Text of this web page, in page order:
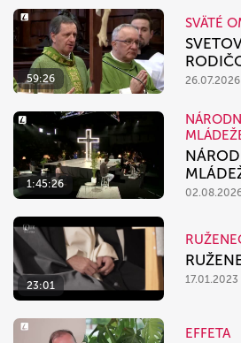
59:26
SVÄTÉ
26.07.2026
1:45:26
23:01
17.01.2023
EFFETA